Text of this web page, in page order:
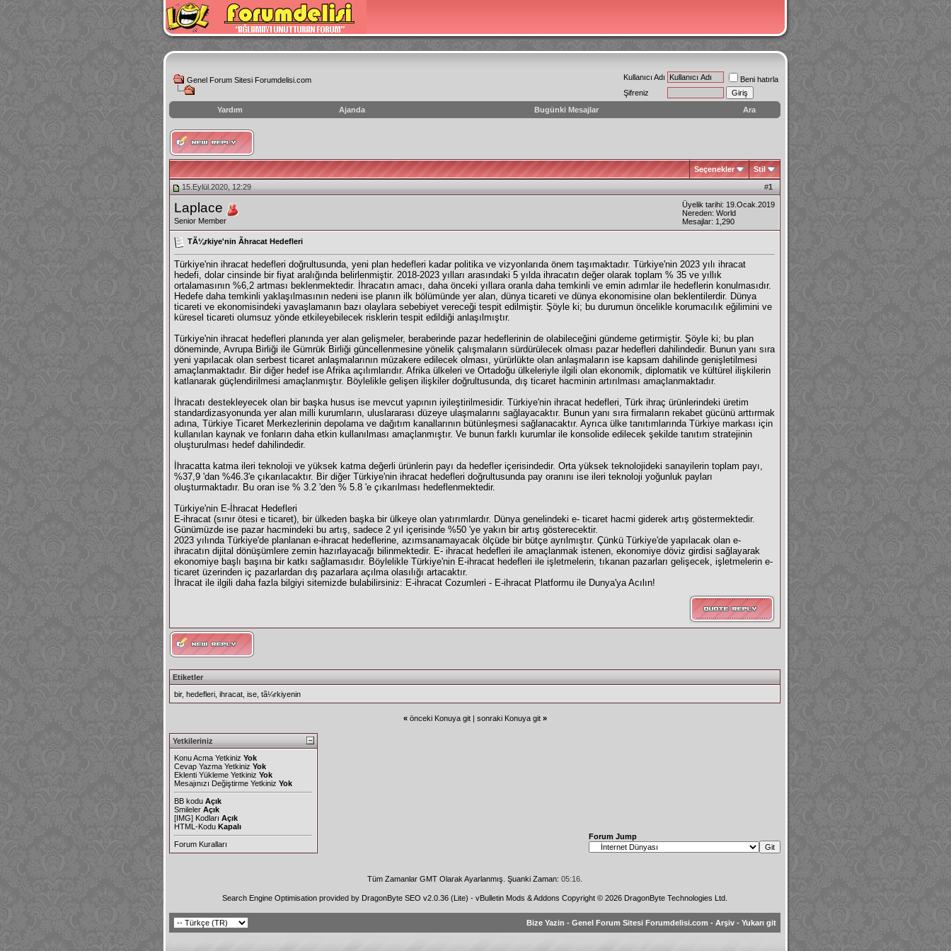
Genel Forum Sitesi Forumdelisi.com Kullanıcı Adı
Beni hatırla
Şifreniz
Yardım
Ajanda Bugünki Mesajlar Ara
instagram
izlenme
hilesi
Seçenekler Stil
#1
15.Eylül.2020, 12:29
Laplace
Senior Member
Üyelik tarihi: 19.Ocak.2019
Nereden: World
Mesajlar: 1,290
TÃ¼rkiye'nin Ãhracat Hedefleri
Türkiye'nin ihracat hedefleri doğrultusunda, yeni plan hedefleri kadar politika ve vizyonlarıda önem taşımaktadır. Türkiye'nin 2023 yılı ihracat
hedefi, dolar cinsinde bir fiyat aralığında belirlenmiştir. 2018-2023 yılları arasındaki 5 yılda ihracatın değer olarak toplam % 35 ve yıllık
ortalamasının %6,2 artması beklenmektedir. İhracatın amacı, daha önceki yıllara oranla daha temkinli ve emin adımlar ile hedeflerin konulmasıdır.
Hedefe daha temkinli yaklaşılmasının nedeni ise planın ilk bölümünde yer alan, dünya ticareti ve dünya ekonomisine olan beklentilerdir. Dünya
ticareti ve ekonomisindeki yavaşlamanın bazı olaylara sebebiyet vereceği tespit edilmiştir. Şöyle ki; bu durumun öncelikle korumacılık eğilimini ve
küresel ticareti olumsuz yönde etkileyebilecek risklerin tespit edildiği anlaşılmıştır.
Türkiye'nin ihracat hedefleri planında yer alan gelişmeler, beraberinde pazar hedeflerinin de olabileceğini gündeme getirmiştir. Şöyle ki; bu plan
döneminde, Avrupa Birliği ile Gümrük Birliği güncellenmesine yönelik çalışmaların sürdürülecek olması pazar hedefleri dahilindedir. Bunun yanı sıra
yeni yapılacak olan serbest ticaret anlaşmalarının müzakere edilecek olması, yürürlükte olan anlaşmaların ise kapsam dahilinde genişletilmesi
amaçlanmaktadır. Bir diğer hedef ise Afrika açılımlarıdır. Afrika ülkeleri ve Ortadoğu ülkeleriyle ilgili olan ekonomik, diplomatik ve kültürel ilişkilerin
katlanarak güçlendirilmesi amaçlanmıştır. Böylelikle gelişen ilişkiler doğrultusunda, dış ticaret hacminin artırılması amaçlanmaktadır.
İhracatı destekleyecek olan bir başka husus ise mevcut yapının iyileştirilmesidir. Türkiye'nin ihracat hedefleri, Türk ihraç ürünlerindeki üretim
standardizasyonunda yer alan milli kurumların, uluslararası düzeye ulaşmalarını sağlayacaktır. Bunun yanı sıra firmaların rekabet gücünü arttırmak
adına, Türkiye Ticaret Merkezlerinin depolama ve dağıtım kanallarının bütünleşmesi sağlanacaktır. Ayrıca ülke tanıtımlarında Türkiye markası için
kullanılan kaynak ve fonların daha etkin kullanılması amaçlanmıştır. Ve bunun farklı kurumlar ile konsolide edilecek şekilde tanıtım stratejinin
oluşturulması hedef dahilindedir.
İhracatta katma ileri teknoloji ve yüksek katma değerli ürünlerin payı da hedefler içerisindedir. Orta yüksek teknolojideki sanayilerin toplam payı,
%37,9 'dan %46.3'e çıkarılacaktır. Bir diğer Türkiye'nin ihracat hedefleri doğrultusunda pay oranını ise ileri teknoloji yoğunluk payları
oluşturmaktadır. Bu oran ise % 3.2 'den % 5.8 'e çıkarılması hedeflenmektedir.
Türkiye'nin E-İhracat Hedefleri
E-ihracat (sınır ötesi e ticaret), bir ülkeden başka bir ülkeye olan yatırımlardır. Dünya genelindeki e- ticaret hacmi giderek artış göstermektedir.
Günümüzde ise pazar hacmindeki bu artış, sadece 2 yıl içerisinde %50 'ye yakın bir artış gösterecektir.
2023 yılında Türkiye'de planlanan e-ihracat hedeflerine, azımsanamayacak ölçüde bir bütçe ayrılmıştır. Çünkü Türkiye'de yapılacak olan e-
ihracatın dijital dönüşümlere zemin hazırlayacağı bilinmektedir. E- ihracat hedefleri ile amaçlanmak istenen, ekonomiye döviz girdisi sağlayarak
ekonomiye başlı başına bir katkı sağlamasıdır. Böylelikle Türkiye'nin E-ihracat hedefleri ile işletmelerin, tıkanan pazarları gelişecek, işletmelerin e-
ticaret üzerinden iç pazarlardan dış pazarlara açılma olasılığı artacaktır.
İhracat ile ilgili daha fazla bilgiyi sitemizde bulabilirsiniz: E-ihracat Cozumleri - E-ihracat Platformu ile Dunya'ya Acılın!
Etiketler
bir, hedefleri ihracat ise tã¼rkiyenin
« önceki Konuya git| sonraki Konuya git »
Yetkileriniz
Konu Acma Yetkiniz Yok
Cevap Yazma Yetkiniz Yok
Eklenti Yükleme Yetkiniz Yok
Mesajınızı Değiştirme Yetkiniz Yok
BB kodu Açık
Smileler Açık
[IMG] Kodları Açık
HTML-Kodu Kapalı
Forum Kuralları
Forum Jump
Tüm Zamanlar GMT Olarak Ayarlanmış. Şuanki Zaman: 05:16
Search Engine Optimisation provided by DragonByte SEO v2.0.36 (Lite) - vBulletin Mods & Addons Copyright © 2026 DragonByte Technologies Ltd.
Bize Yazin - Genel Forum Sitesi Forumdelisi.com - Arşiv - Yukarı git